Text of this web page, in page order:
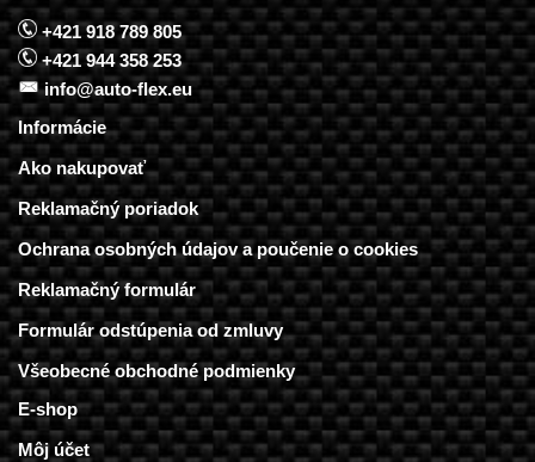
+421 918 789 805
+421 944 358 253
info@auto-flex.eu
Informácie
Ako nakupovať
Reklamačný poriadok
Ochrana osobných údajov a poučenie o cookies
Reklamačný formulár
Formulár odstúpenia od zmluvy
Všeobecné obchodné podmienky
E-shop
Môj účet